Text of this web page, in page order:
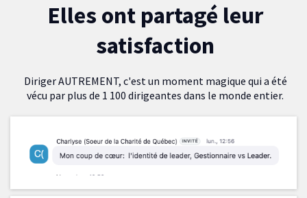
Elles ont partagé leur
satisfaction
Diriger AUTREMENT, c'est un moment magique qui a été
vécu par plus de 1 100 dirigeantes dans le monde entier.